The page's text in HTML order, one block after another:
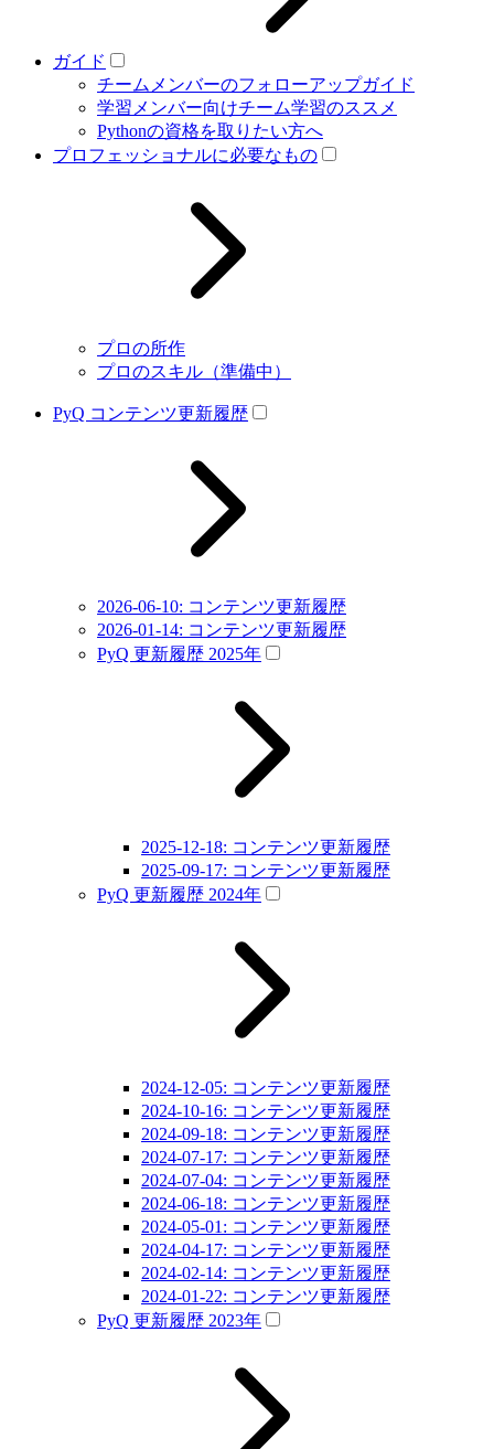
ガイド
チームメンバーのフォローアップガイド
学習メンバー向けチーム学習のススメ
Pythonの資格を取りたい方へ
プロフェッショナルに必要なもの
プロの所作
プロのスキル（準備中）
PyQ コンテンツ更新履歴
2026-06-10: コンテンツ更新履歴
2026-01-14: コンテンツ更新履歴
PyQ 更新履歴 2025年
2025-12-18: コンテンツ更新履歴
2025-09-17: コンテンツ更新履歴
PyQ 更新履歴 2024年
2024-12-05: コンテンツ更新履歴
2024-10-16: コンテンツ更新履歴
2024-09-18: コンテンツ更新履歴
2024-07-17: コンテンツ更新履歴
2024-07-04: コンテンツ更新履歴
2024-06-18: コンテンツ更新履歴
2024-05-01: コンテンツ更新履歴
2024-04-17: コンテンツ更新履歴
2024-02-14: コンテンツ更新履歴
2024-01-22: コンテンツ更新履歴
PyQ 更新履歴 2023年